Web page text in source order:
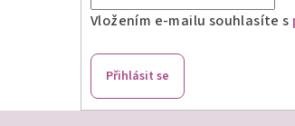
Vložením e-mailu souhlasíte s
Přihlásit se